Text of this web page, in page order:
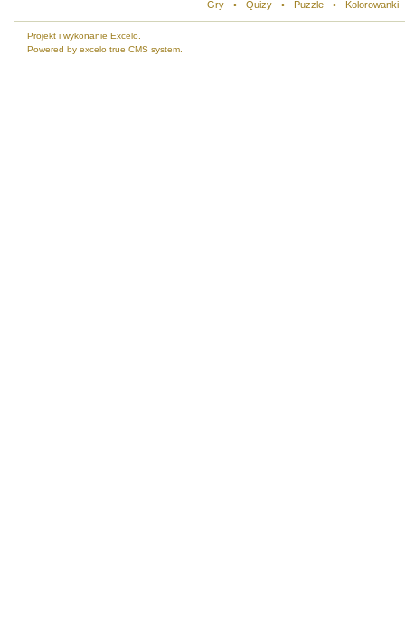
Gry • Quizy • Puzzle • Kolorowanki
Projekt i wykonanie Excelo.
Powered by excelo true CMS system.